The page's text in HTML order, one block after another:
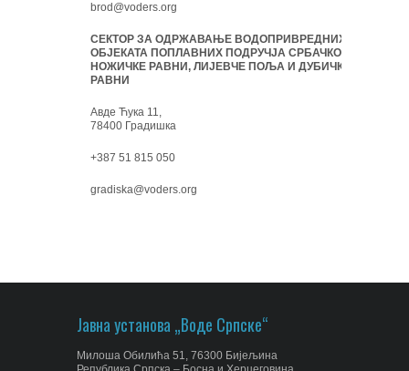
brod@voders.org
СЕКТОР ЗА ОДРЖАВАЊЕ ВОДОПРИВРЕДНИХ
ОБЈЕКАТА ПОПЛАВНИХ ПОДРУЧЈА СРБАЧКО-
НОЖИЧКЕ РАВНИ, ЛИЈЕВЧЕ ПОЉА И ДУБИЧКЕ
РАВНИ
Авде Ћука 11,
78400 Градишка
+387 51 815 050
gradiska@voders.org
Јавна установа „Воде Српске“
Милоша Обилића 51, 76300 Бијељина